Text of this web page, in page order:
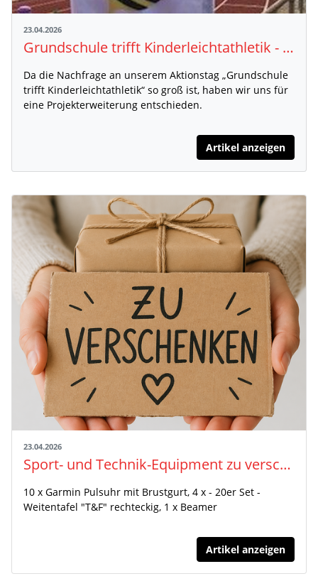
23.04.2026
Grundschule trifft Kinderleichtathletik - Projekterweiterung mit Materialpaketen
Da die Nachfrage an unserem Aktionstag „Grundschule
trifft Kinderleichtathletik“ so groß ist, haben wir uns für
eine Projekterweiterung entschieden.
Artikel anzeigen
23.04.2026
Sport- und Technik-Equipment zu verschenken!
10 x Garmin Pulsuhr mit Brustgurt, 4 x - 20er Set -
Weitentafel "T&F" rechteckig, 1 x Beamer
Artikel anzeigen